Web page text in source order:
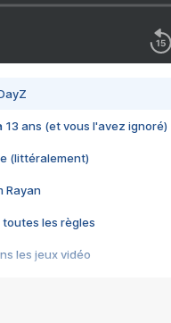
13 ans (et vous l'avez ignoré)
(littéralement)
Rayan
toutes les règles
les jeux vidéo